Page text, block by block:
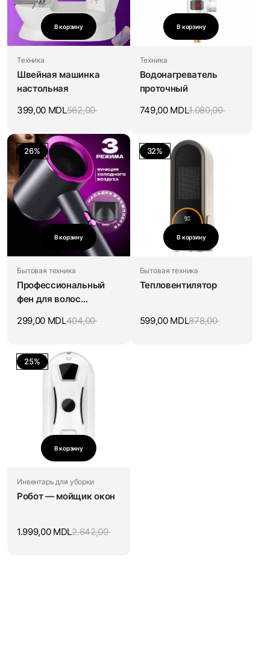
В корзину
Техника
Швейная машинка
настольная
562,00
399,00 MDL
В корзину
Техника
Водонагреватель
проточный
1.080,00
749,00 MDL
26%
В корзину
Бытовая техника
Профессиональный
фен для волос
404,00
299,00 MDL
32%
В корзину
Бытовая техника
Тепловентилятор
878,00
599,00 MDL
25%
В корзину
Инвентарь для уборки
Робот — мойщик окон
2.642,00
1.999,00 MDL